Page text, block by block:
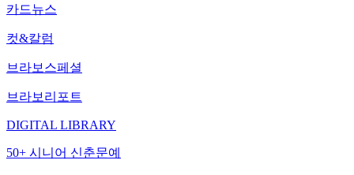
카드뉴스
컷&칼럼
브라보스페셜
브라보리포트
DIGITAL LIBRARY
50+ 시니어 신춘문예